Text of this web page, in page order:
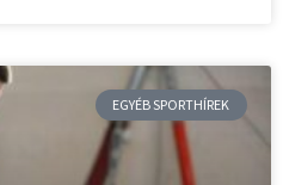
EGYÉB SPORTHÍREK